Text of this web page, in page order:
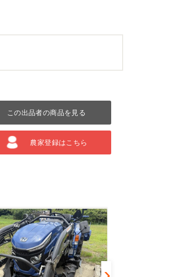
この出品者の商品を見る
農家登録はこちら